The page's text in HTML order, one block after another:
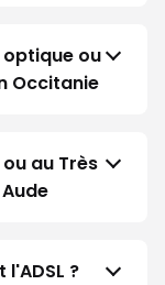
ou
Occitanie
au Très
?